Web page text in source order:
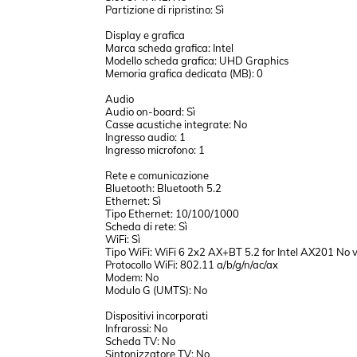
Partizione di ripristino: Sì
Display e grafica
Marca scheda grafica: Intel
Modello scheda grafica: UHD Graphics
Memoria grafica dedicata (MB): 0
Audio
Audio on-board: Sì
Casse acustiche integrate: No
Ingresso audio: 1
Ingresso microfono: 1
Rete e comunicazione
Bluetooth: Bluetooth 5.2
Ethernet: Sì
Tipo Ethernet: 10/100/1000
Scheda di rete: Sì
WiFi: Sì
Tipo WiFi: WiFi 6 2x2 AX+BT 5.2 for Intel AX201 No
Protocollo WiFi: 802.11 a/b/g/n/ac/ax
Modem: No
Modulo G (UMTS): No
Dispositivi incorporati
Infrarossi: No
Scheda TV: No
Sintonizzatore TV: No